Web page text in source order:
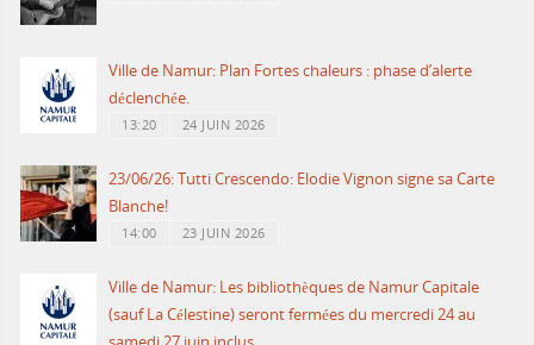
Ville de Namur: Plan Fortes chaleurs : phase d’alerte
déclenchée.
13:20 24 JUIN 2026
23/06/26: Tutti Crescendo: Elodie Vignon signe sa Carte
Blanche!
14:00 23 JUIN 2026
Ville de Namur: Les bibliothèques de Namur Capitale
(sauf La Célestine) seront fermées du mercredi 24 au